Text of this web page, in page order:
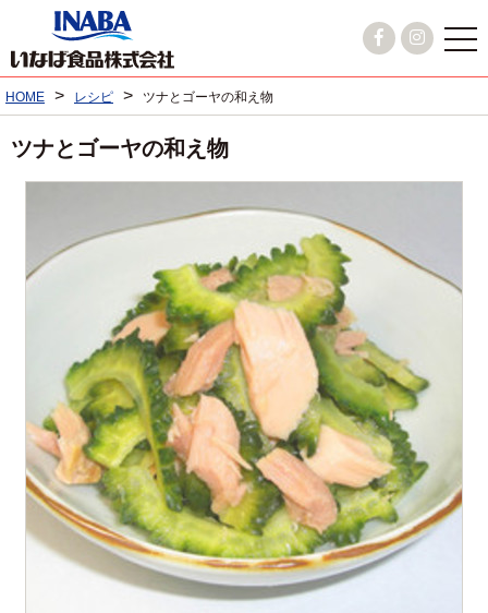
HOME > レシピ > ツナとゴーヤの和え物
ツナとゴーヤの和え物